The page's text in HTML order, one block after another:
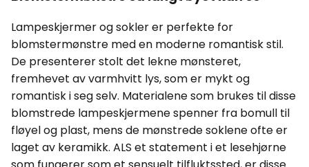
Lampeskjermer og sokler er perfekte for
blomstermønstre med en moderne romantisk stil.
De presenterer stolt det lekne mønsteret,
fremhevet av varmhvitt lys, som er mykt og
romantisk i seg selv. Materialene som brukes til disse
blomstrede lampeskjermene spenner fra bomull til
fløyel og plast, mens de mønstrede soklene ofte er
laget av keramikk. ALS et statement i et lesehjørne